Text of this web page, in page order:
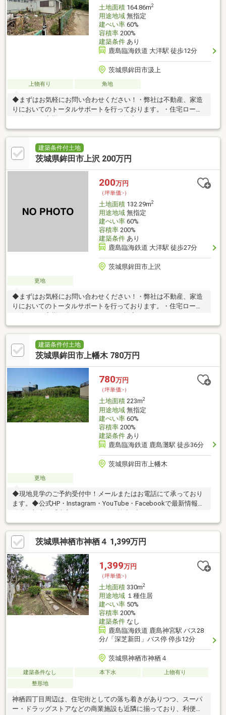
土地面積164.86m2
用途地域無指定
建ぺい率60%
容積率200%
建築条件あり
鹿島臨海鉄道 大洋駅 徒歩12分
茨城県鉾田市汲上
上物有り 角地
◆まずはお気軽にお問い合わせください！・弊社は不動産、家造
りにおいてのトータルサポートを行っております。・住宅ローン
す。・スタッフ一同、誠心誠意ご対応させていただきます！◆経
験知識が豊富なスタッフが在籍！迅速な対応を心掛けておりま
す。・お問合せを受けてから即日ご対応をさせていただきま
す。・その他物件情報も多数ございます！お気軽にお問い合わせ
建築条件付土地
茨城県鉾田市上沢 200万円
200万円
（坪単価:-）
土地面積132.29m2
用途地域無指定
建ぺい率60%
容積率200%
建築条件あり
鹿島臨海鉄道 大洋駅 徒歩27分
茨城県鉾田市上沢
更地
◆まずはお気軽にお問い合わせください！・弊社は不動産、家造
りにおいてのトータルサポートを行っております。・住宅ローン
す。・スタッフ一同、誠心誠意ご対応させていただきます！◆経
験知識が豊富なスタッフが在籍！迅速な対応を心掛けておりま
す。・お問合せを受けてから即日ご対応をさせていただきま
す。・その他物件情報も多数ございます！お気軽にお問い合わせ
建築条件付土地
茨城県鉾田市上幡木 780万円
780万円
（坪単価:-）
土地面積223m2
用途地域無指定
建ぺい率60%
容積率200%
建築条件あり
鹿島臨海鉄道 鹿島灘駅 徒歩36分
茨城県鉾田市上幡木
更地
◆現地見学のご予約受付中！メールまたはお電話にて承っており
ます。◆公式HP・Instagram・YouTube・Facebookで最新情報を
随時更新中！「大和ハウジング」で検索♪◆そのほかにもご紹介
可能な物件が多数ございます。ぜひ一度ご連絡ください！まずは
【大和ハウジング株式会社】までご相談ください♪
茨城県神栖市神栖４ 1,399万円
1,399万円
（坪単価:-）
土地面積330m2
用途地域１種住居
建ぺい率50%
容積率200%
建築条件なし
鹿島臨海鉄道 鹿島神宮駅 バス28
分/「深芝新田」バス停 停歩12分
茨城県神栖市神栖４
建築条件なし 本下水
上物有り
整形地
神栖四丁目周辺は、住宅街としての落ち着きがありつつ、スーパ
ー・ドラッグストアなどの商業施設も近隣に揃っており、利便性